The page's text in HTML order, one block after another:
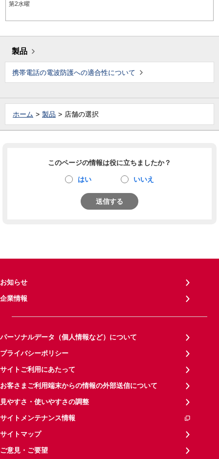
第2水曜
製品
携帯電話の電波防護への適合性について
ホーム 製品 店舗の選択
このページの情報は役に立ちましたか？
はい いいえ
送信する
お知らせ
企業情報
パーソナルデータ（個人情報など）について
プライバシーポリシー
サイトご利用にあたって
お客さまご利用端末からの情報の外部送信について
見やすさ・使いやすさの調整
サイトメンテナンス情報
サイトマップ
ご意見・ご要望